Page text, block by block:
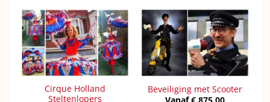
Cirque Holland
Steltenlopers
Beveiliging met Scooter